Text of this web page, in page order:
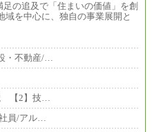
の追及で「住まいの価値」を創
域を中心に、独自の事業展開と
・不動産/…
【2】技…
員/アル…